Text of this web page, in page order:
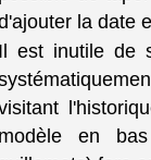
la date
Il est inutile de
modèle en